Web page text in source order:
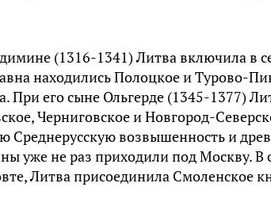
(1316-1341) Литва включила
находились Полоцкое и Турово-
При его сыне Ольгерде (1345-1377)
Черниговское и Новгород-
Среднерусскую возвышенность и
уже не раз приходили под Москву.
Литва присоединила Смоленское